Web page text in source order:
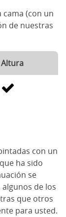
cama (con un
de nuestras
Altura
con un
ha sido
se
de los
que otros
para usted.